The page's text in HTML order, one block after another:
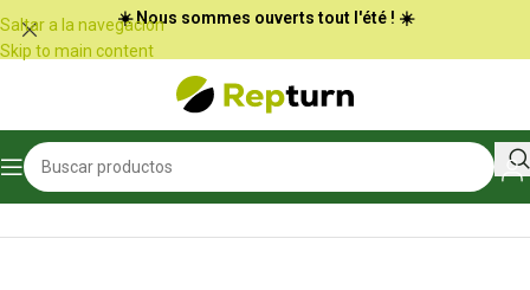
Panel de gestión de cookies
Saltar a la navegación
Skip to main content
☀️ Nous sommes ouverts tout l'été ! ☀️
Inicio/Autocaravanas y furgonetas